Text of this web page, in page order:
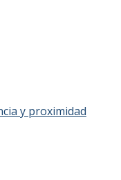
y proximidad